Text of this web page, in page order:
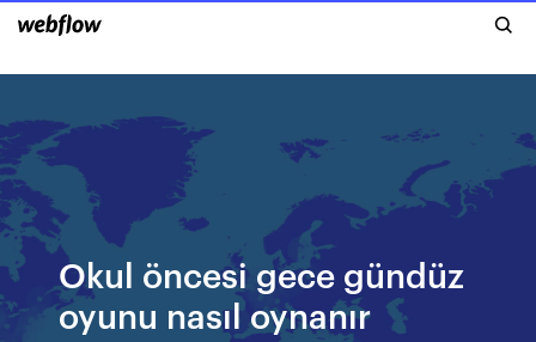
Okul öncesi gece gündüz
oyunu nasıl oynanır